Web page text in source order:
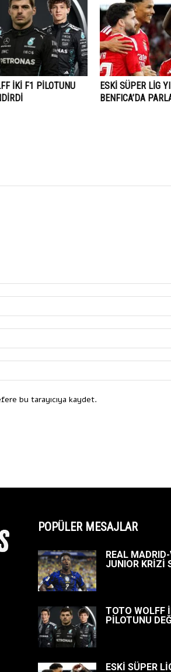
İKİ F1 PİLOTUNU
ESKİ SÜPER LİG
BENFICA’DA
bu tarayıcıya kaydet.
POPÜLER MESAJLAR
REAL
JUNIOR KRİZİ
TOTO WOLFF
PİLOTUNU
ESKİ SÜPER